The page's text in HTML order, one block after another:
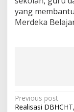
yang
Merdeka
Post
Previous post
Realisasi DBHCHT,